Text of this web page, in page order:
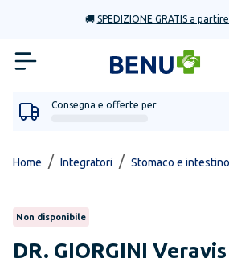
🚚 SPEDIZIONE GRATIS a
Consegna e offerte per
Home / Integratori / Stomaco e intestino
Non disponibile
DR. GIORGINI